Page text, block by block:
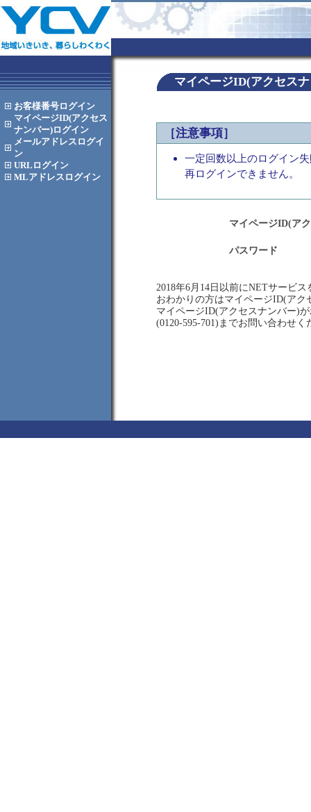
お客様番号ログイン
マイページID(アクセス
ナンバー)ログイン
メールアドレス ログイ
ン
URL ログイン
MLアドレス ログイン
マイページID(アクセス
［注意事項］
一定回数以上のログイン
再ログインできません。
マイページID(ア
パスワード
2018年6月14日以前にNETサービ
おわかりの方はマイページID(ア
マイページID(アクセスナンバー)
(0120-595-701)までお問い合わせく